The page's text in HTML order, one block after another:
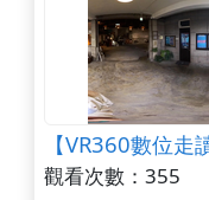
【VR360數位
觀看次數：355